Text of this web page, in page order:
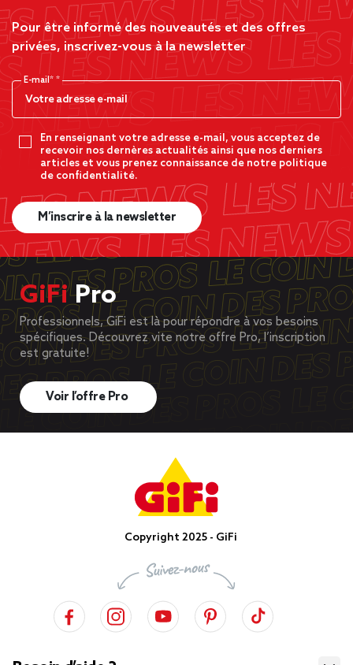
Pour être informé des nouveautés et des offres
privées, inscrivez-vous à la newsletter
E-mail*
En renseignant votre adresse e-mail, vous acceptez de
recevoir nos dernères actualités ainsi que nos derniers
articles et vous prenez connaissance de notre politique
de confidentialité.
M’inscrire à la newsletter
GiFiPro
Professionnels, GiFi est là pour répondre à vos besoins
spécifiques. Découvrez vite notre offre Pro, l’inscription
est gratuite!
Voir l’offre Pro
Copyright 2025 - GiFi